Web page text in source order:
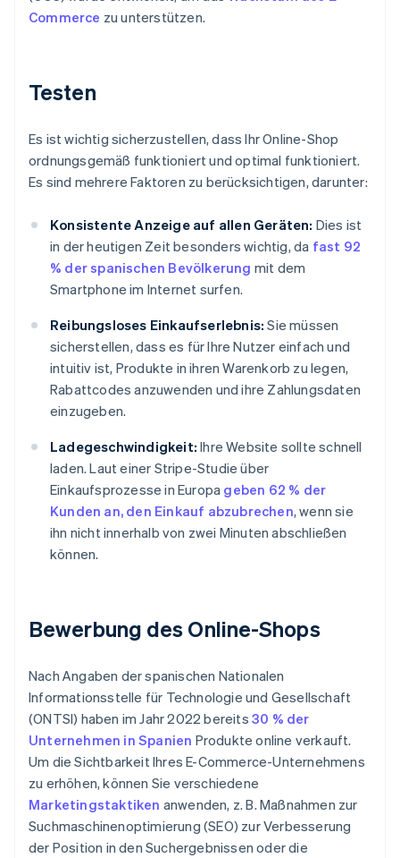
Commerce zu unterstützen.
Testen
Es ist wichtig sicherzustellen, dass Ihr Online-Shop
ordnungsgemäß funktioniert und optimal funktioniert.
Es sind mehrere Faktoren zu berücksichtigen, darunter:
Konsistente Anzeige auf allen Geräten: Dies ist
in der heutigen Zeit besonders wichtig, da fast 92
% der spanischen Bevölkerung mit dem
Smartphone im Internet surfen.
Reibungsloses Einkaufserlebnis: Sie müssen
sicherstellen, dass es für Ihre Nutzer einfach und
intuitiv ist, Produkte in ihren Warenkorb zu legen,
Rabattcodes anzuwenden und ihre Zahlungsdaten
einzugeben.
Ladegeschwindigkeit: Ihre Website sollte schnell
laden. Laut einer Stripe-Studie über
Einkaufsprozesse in Europa geben 62 % der
Kunden an, den Einkauf abzubrechen, wenn sie
ihn nicht innerhalb von zwei Minuten abschließen
können.
Bewerbung des Online-Shops
Nach Angaben der spanischen Nationalen
Informationsstelle für Technologie und Gesellschaft
(ONTSI) haben im Jahr 2022 bereits 30 % der
Unternehmen in Spanien Produkte online verkauft.
Um die Sichtbarkeit Ihres E-Commerce-Unternehmens
zu erhöhen, können Sie verschiedene
Marketingstaktiken anwenden, z. B. Maßnahmen zur
Suchmaschinenoptimierung (SEO) zur Verbesserung
der Position in den Suchergebnissen oder die